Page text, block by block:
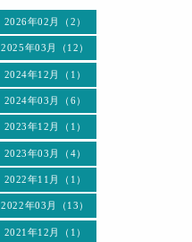
2026年02月（2）
2025年03月（12）
2024年12月（1）
2024年03月（6）
2023年12月（1）
2023年03月（4）
2022年11月（1）
2022年03月（13）
2021年12月（1）